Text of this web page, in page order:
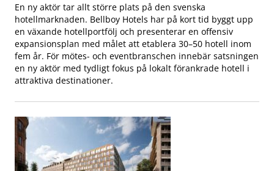
En ny aktör tar allt större plats på den svenska
hotellmarknaden. Bellboy Hotels har på kort tid byggt upp
en växande hotellportfölj och presenterar en offensiv
expansionsplan med målet att etablera 30–50 hotell inom
fem år. För mötes- och eventbranschen innebär satsningen
en ny aktör med tydligt fokus på lokalt förankrade hotell i
attraktiva destinationer.